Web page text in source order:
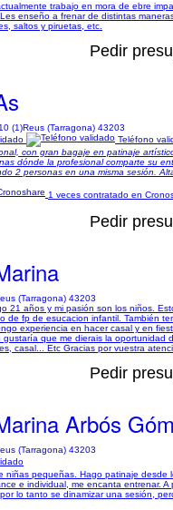
trabajo en mora de ebre
enseño a frenar de distintas
saltos y piruetas, etc.
Pedir
10 (1)Reus (Tarragona) 43203
Teléfono
con gran bagaje en patinaje
dónde la profesional comparte su
2 personas en una misma sesión.
1 veces contratado en
Pedir
(Tarragona) 43203
21 años y mi pasión son los niños.
de fp de esucacion infantil. También
experiencia en hacer casal y en
que me dierais la oportunidad
casal... Etc Gracias por vuestra
Pedir
Arbós
(Tarragona) 43203
niñas pequeñas. Hago patinaje desde
e individual, me encanta entrenar. A
lo tanto se dinamizar una sesión,